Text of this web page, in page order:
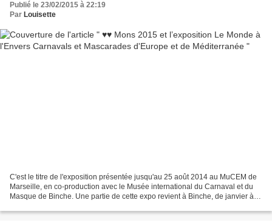
Publié le 23/02/2015 à 22:19
Par Louisette
C'est le titre de l'exposition présentée jusqu'au 25 août 2014 au MuCEM de
Marseille, en co-production avec le Musée international du Carnaval et du
Masque de Binche. Une partie de cette expo revient à Binche, de janvier à